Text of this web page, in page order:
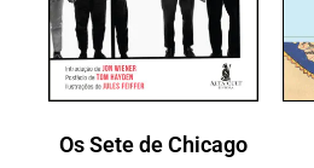
Os Sete de Chicago